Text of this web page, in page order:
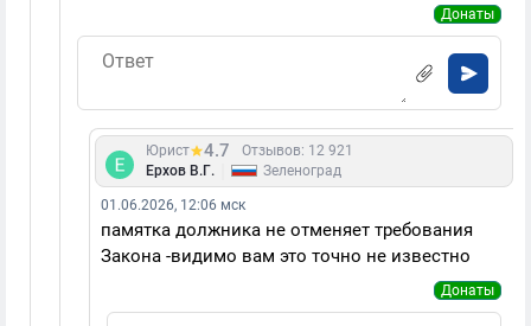
Донаты
Юрист 4.7
Отзывов: 12 921
Ерхов В.Г.
Зеленоград
01.06.2026, 12:06 мск
памятка должника не отменяет требования
Закона -видимо вам это точно не известно
Донаты